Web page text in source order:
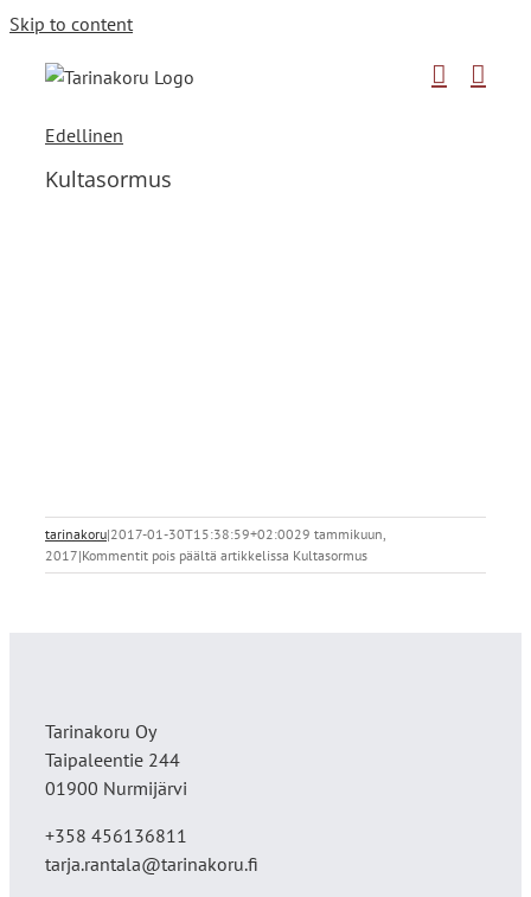
Skip to content
Edellinen
Kultasormus
tarinakoru|2017-01-30T15:38:59+02:0029 tammikuun,
2017|Kommentit pois päältä artikkelissa Kultasormus
Tarinakoru Oy
Taipaleentie 244
01900 Nurmijärvi
+358 456136811
tarja.rantala@tarinakoru.fi